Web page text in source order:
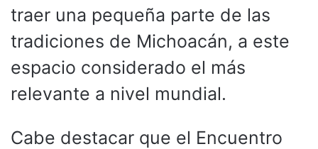
traer una pequeña parte de las
tradiciones de Michoacán, a este
espacio considerado el más
relevante a nivel mundial.
Cabe destacar que el Encuentro